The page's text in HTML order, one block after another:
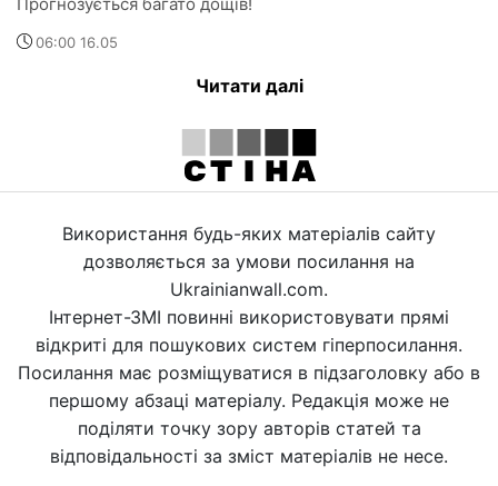
Прогнозується багато дощів!
06:00 16.05
Читати далі
Використання будь-яких матеріалів сайту
дозволяється за умови посилання на
Ukrainianwall.com.
Інтернет-ЗМІ повинні використовувати прямі
відкриті для пошукових систем гіперпосилання.
Посилання має розміщуватися в підзаголовку або в
першому абзаці матеріалу. Редакція може не
поділяти точку зору авторів статей та
відповідальності за зміст матеріалів не несе.